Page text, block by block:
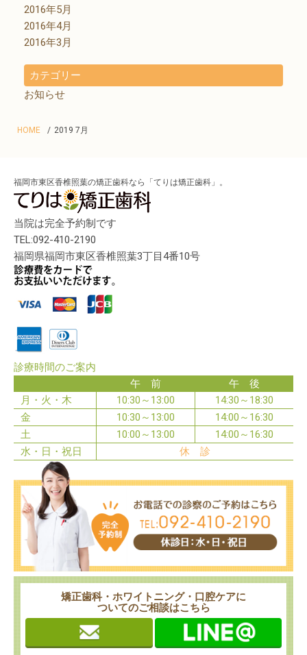
2016年5月
2016年4月
2016年3月
カテゴリー
お知らせ
HOME 2019 7月
福岡市東区香椎照葉の矯正歯科なら「てりは矯正歯科」。
当院は完全予約制です
TEL:092-410-2190
福岡県福岡市東区香椎照葉3丁目4番10号
診療時間のご案内
午 前
午 後
月・火・木
10:30～13:00
14:30～18:30
金
10:30～13:00
14:00～16:30
土
10:00～13:00
14:00～16:30
水・日・祝日
休 診
矯正歯科・ホワイトニング・口腔ケアに
ついてのご相談はこちら